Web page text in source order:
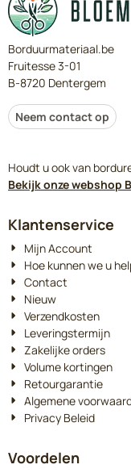
Borduurmateriaal.be
Fruitesse 3-01
B-8720 Dentergem
Neem contact op
Houdt u ook van
Bekijk onze webshop
Klantenservice
Mijn Account
Hoe kunnen we u
Contact
Nieuw
Verzendkosten
Leveringstermijn
Zakelijke orders
Volume kortingen
Retourgarantie
Algemene
Privacy Beleid
Voordelen